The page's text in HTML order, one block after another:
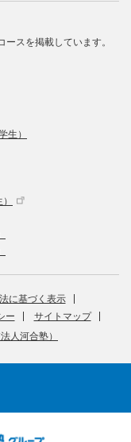
スを掲載しています。
生）
に基づく表示
ー
サイトマップ
人河合塾）